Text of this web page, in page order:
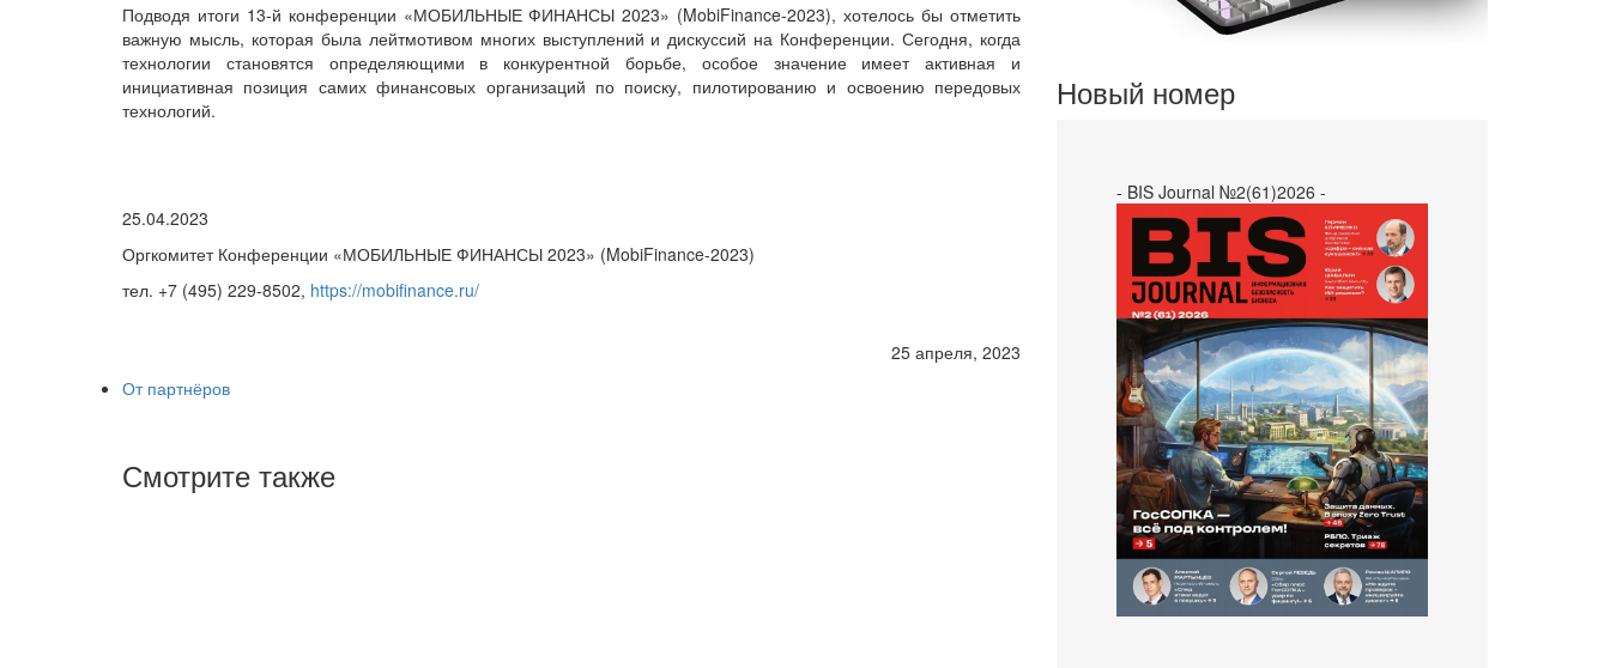
Подводя итоги 13-й конференции «МОБИЛЬНЫЕ ФИНАНСЫ 2023» (MobiFinance-2023), хотелось бы отметить
важную мысль, которая была лейтмотивом многих выступлений и дискуссий на Конференции. Сегодня, когда
технологии становятся определяющими в конкурентной борьбе, особое значение имеет активная и
инициативная позиция самих финансовых организаций по поиску, пилотированию и освоению передовых
технологий.
25.04.2023
Оргкомитет Конференции «МОБИЛЬНЫЕ ФИНАНСЫ 2023» (MobiFinance-2023)
тел. +7 (495) 229-8502, https://mobifinance.ru/
25 апреля, 2023
От партнёров
Смотрите также
Новый номер
- BIS Journal №2(61)2026 -